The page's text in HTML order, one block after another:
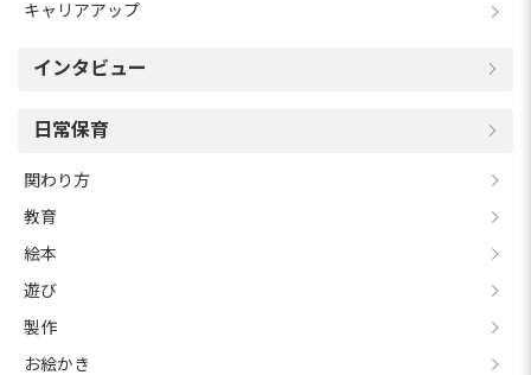
キャリアアップ
インタビュー
日常保育
関わり方
教育
絵本
遊び
製作
お絵かき